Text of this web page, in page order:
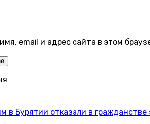
email и адрес сайта в этом
в Бурятии отказали в гражданстве